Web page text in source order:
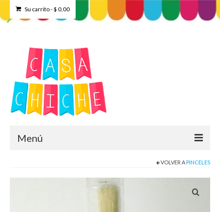
Su carrito-$ 0,00
Menú
VOLVER APINCELES